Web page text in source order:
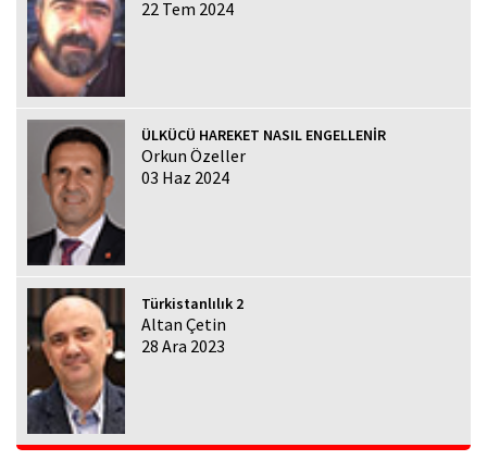
22 Tem 2024
ÜLKÜCÜ HAREKET NASIL ENGELLENİR
Orkun Özeller
03 Haz 2024
Türkistanlılık 2
Altan Çetin
28 Ara 2023